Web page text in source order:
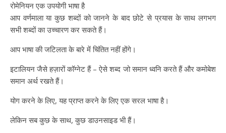
रोमेनियन एक उपयोगी भाषा है
आप वर्णमाला या कुछ शब्दों को जानने के बाद छोटे से प्रयास के साथ लगभग
सभी शब्दों का उच्चारण कर सकते हैं।
आप भाषा की जटिलता के बारे में चिंतित नहीं होंगे।
इटालियन जैसे हज़ारों कॉग्नेट हैं – ऐसे शब्द जो समान ध्वनि करते हैं और कमोबेश
समान अर्थ रखते हैं।
योग करने के लिए, यह प्राप्त करने के लिए एक सरल भाषा है।
लेकिन सब कुछ के साथ, कुछ डाउनसाइड भी हैं।